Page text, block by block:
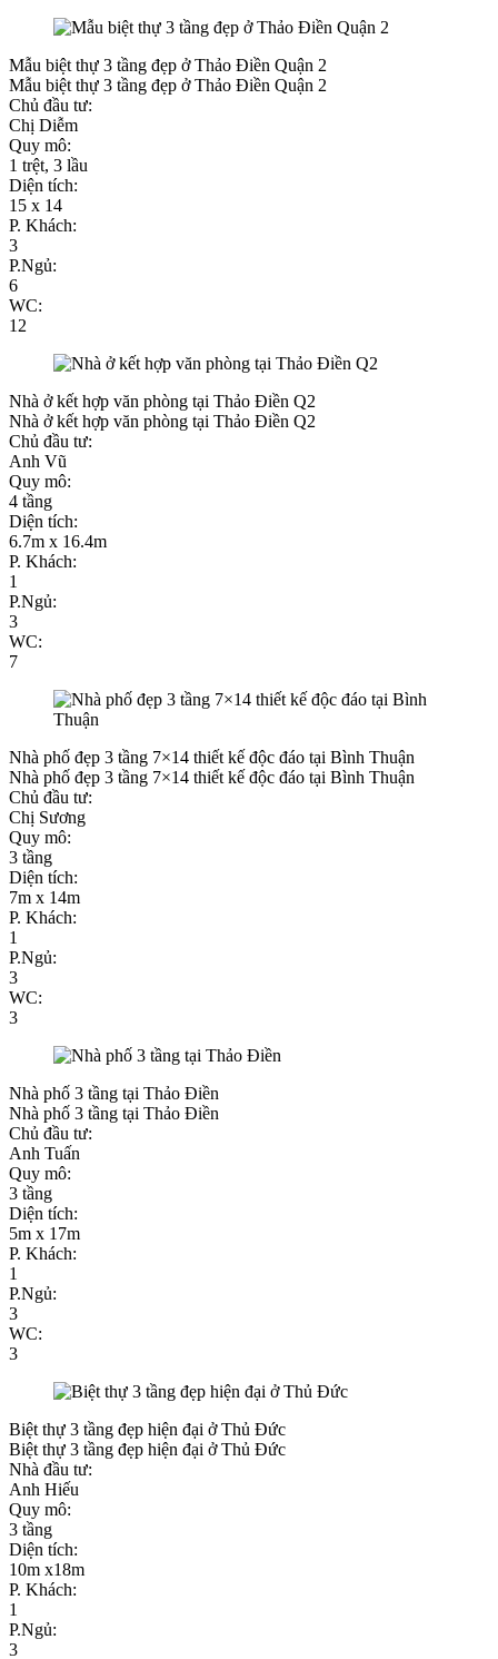
Mẫu biệt thự 3 tầng đẹp ở Thảo Điền Quận 2
Mẫu biệt thự 3 tầng đẹp ở Thảo Điền Quận 2
Chủ đầu tư:
Chị Diễm
Quy mô:
1 trệt, 3 lầu
Diện tích:
15 x 14
P. Khách:
3
P.Ngủ:
6
WC:
12
Nhà ở kết hợp văn phòng tại Thảo Điền Q2
Nhà ở kết hợp văn phòng tại Thảo Điền Q2
Chủ đầu tư:
Anh Vũ
Quy mô:
4 tầng
Diện tích:
6.7m x 16.4m
P. Khách:
1
P.Ngủ:
3
WC:
7
Nhà phố đẹp 3 tầng 7×14 thiết kế độc đáo tại Bình Thuận
Nhà phố đẹp 3 tầng 7×14 thiết kế độc đáo tại Bình Thuận
Chủ đầu tư:
Chị Sương
Quy mô:
3 tầng
Diện tích:
7m x 14m
P. Khách:
1
P.Ngủ:
3
WC:
3
Nhà phố 3 tầng tại Thảo Điền
Nhà phố 3 tầng tại Thảo Điền
Chủ đầu tư:
Anh Tuấn
Quy mô:
3 tầng
Diện tích:
5m x 17m
P. Khách:
1
P.Ngủ:
3
WC:
3
Biệt thự 3 tầng đẹp hiện đại ở Thủ Đức
Biệt thự 3 tầng đẹp hiện đại ở Thủ Đức
Nhà đầu tư:
Anh Hiếu
Quy mô:
3 tầng
Diện tích:
10m x18m
P. Khách:
1
P.Ngủ:
3